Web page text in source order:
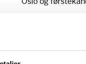
Arnfinn H.
Arrangementet er